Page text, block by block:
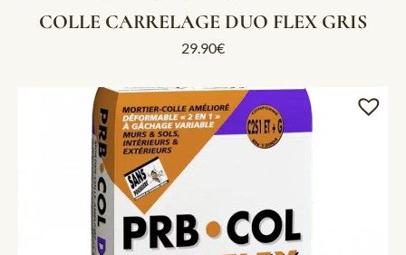
COLLE CARRELAGE DUO FLEX GRIS
29.90€